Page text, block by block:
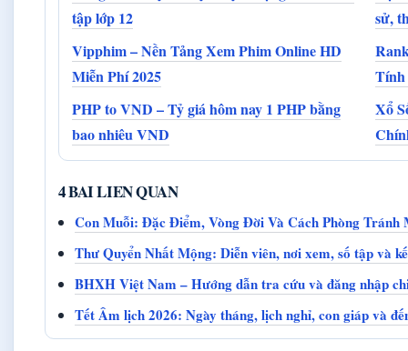
tập lớp 12
sử,
Vipphim – Nền Tảng Xem Phim Online HD
Miễn Phí 2025
Tính
PHP to VND – Tỷ giá hôm nay 1 PHP bằng
bao nhiêu VND
Xổ
4 BAI LIEN QUAN
Con Muỗi: Đặc Điểm, Vòng Đời Và Cách Phòng Tránh
Thư Quyển Nhất Mộng: Diễn viên, nơi xem, số tập và
BHXH Việt Nam – Hướng dẫn tra cứu và đăng nhập
Tết Âm lịch 2026: Ngày tháng, lịch nghỉ, con giáp và